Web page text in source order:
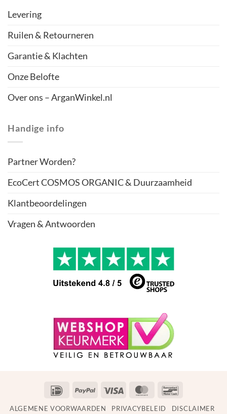
Levering
Ruilen & Retourneren
Garantie & Klachten
Onze Belofte
Over ons – ArganWinkel.nl
Handige info
Partner Worden?
EcoCert COSMOS ORGANIC & Duurzaamheid
Klantbeoordelingen
Vragen & Antwoorden
IDeal PayPal Visa MasterCard
ALGEMENE VOORWAARDEN PRIVACYBELEID
DISCLAIMER